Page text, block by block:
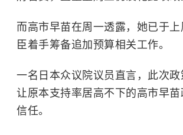
而高市早苗在周一透露，她已于
臣着手筹备追加预算相关工作。
一名日本众议院议员直言，此次
让原本支持率居高不下的高市早
信任。